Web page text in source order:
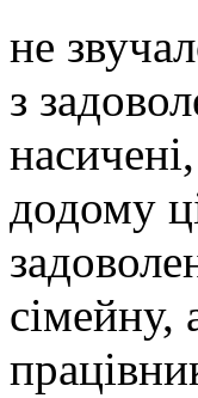
не
з
додому
сімейну,